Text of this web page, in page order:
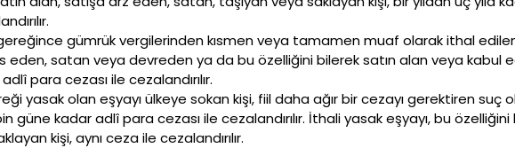
gümrük vergilerinden kısmen veya tamamen muaf olarak ithal
eden, satan veya devreden ya da bu özelliğini bilerek satın alan veya kabul
para cezası ile cezalandırılır.
yasak olan eşyayı ülkeye sokan kişi, fiil daha ağır bir cezayı gerektiren suç
güne kadar adlî para cezası ile cezalandırılır. İthali yasak eşyayı, bu
kişi, aynı ceza ile cezalandırılır.